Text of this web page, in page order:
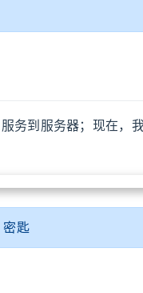
务到服务器；现在，
匙